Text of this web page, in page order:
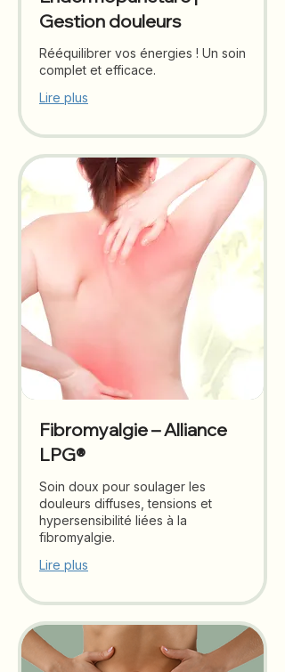
Gestion douleurs
Rééquilibrer vos énergies ! Un soin
complet et efficace.
Lire plus
Fibromyalgie – Alliance
LPG®
Soin doux pour soulager les
douleurs diffuses, tensions et
hypersensibilité liées à la
fibromyalgie.
Lire plus